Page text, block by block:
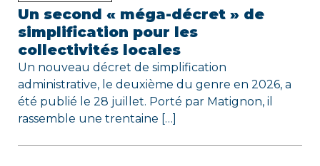
Un second « méga-décret » de
simplification pour les
collectivités locales
Un nouveau décret de simplification
administrative, le deuxième du genre en 2026, a
été publié le 28 juillet. Porté par Matignon, il
rassemble une trentaine […]